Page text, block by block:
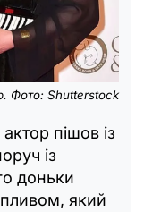
Фото: Shutterstock
пішов із
із
доньки
який